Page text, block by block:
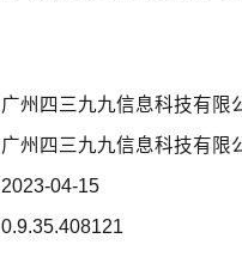
广州四三九九信息科技有限
广州四三九九信息科技有限
2023-04-15
0.9.35.408121